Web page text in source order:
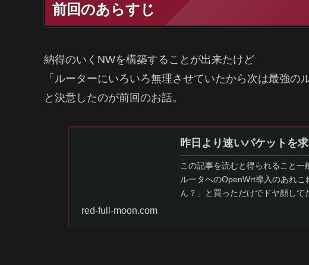
前回のあらすじ
納得のいくNWを構築することが出来たけど
「ルーターにいろいろ無理させていたから次は最強の
と決意したのが前回のお話。
昨日より速いパケットを
この記事を読むと得られること
ルータへのOpenWrt導入のあれ
ん？」と買っただけでドヤ顔して
red-full-moon.com